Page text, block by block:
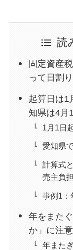
読
固定資産
って日割
起算日は1
知県は4月
1月1日
愛知県
計算式
売主負担
事例1：
年をまた
か」に注意
年また